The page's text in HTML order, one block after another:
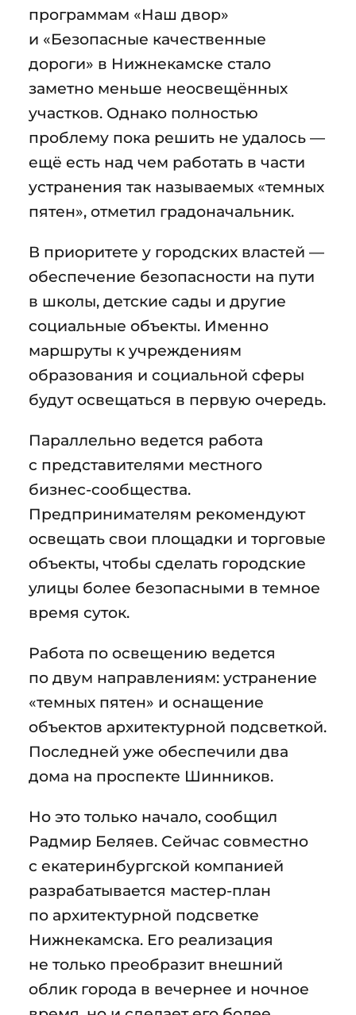
программам «Наш двор»
и «Безопасные качественные
дороги» в Нижнекамске стало
заметно меньше неосвещённых
участков. Однако полностью
проблему пока решить не удалось —
ещё есть над чем работать в части
устранения так называемых «темных
пятен», отметил градоначальник.
В приоритете у городских властей —
обеспечение безопасности на пути
в школы, детские сады и другие
социальные объекты. Именно
маршруты к учреждениям
образования и социальной сферы
будут освещаться в первую очередь.
Параллельно ведется работа
с представителями местного
бизнес-сообщества.
Предпринимателям рекомендуют
освещать свои площадки и торговые
объекты, чтобы сделать городские
улицы более безопасными в темное
время суток.
Работа по освещению ведется
по двум направлениям: устранение
«темных пятен» и оснащение
объектов архитектурной подсветкой.
Последней уже обеспечили два
дома на проспекте Шинников.
Но это только начало, сообщил
Радмир Беляев. Сейчас совместно
с екатеринбургской компанией
разрабатывается мастер-план
по архитектурной подсветке
Нижнекамска. Его реализация
не только преобразит внешний
облик города в вечернее и ночное